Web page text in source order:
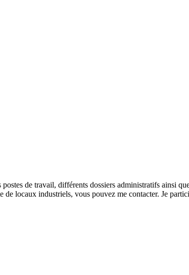
de travail, différents dossiers administratifs ainsi
locaux industriels, vous pouvez me contacter. Je